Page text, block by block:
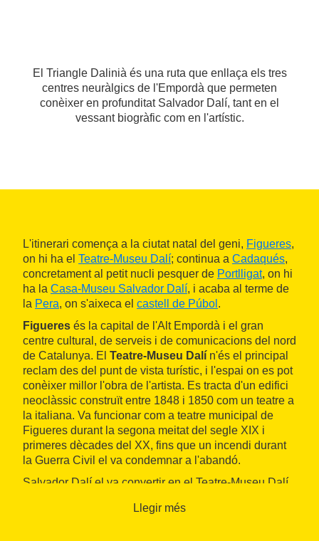
El Triangle Dalinià és una ruta que enllaça els tres
centres neuràlgics de l'Empordà que permeten
conèixer en profunditat Salvador Dalí, tant en el
vessant biogràfic com en l'artístic.
L'itinerari comença a la ciutat natal del geni, Figueres,
on hi ha el Teatre-Museu Dalí; continua a Cadaqués,
concretament al petit nucli pesquer de Portlligat, on hi
ha la Casa-Museu Salvador Dalí, i acaba al terme de
la Pera, on s'aixeca el castell de Púbol .
Figueres és la capital de l'Alt Empordà i el gran
centre cultural, de serveis i de comunicacions del nord
de Catalunya. El Teatre-Museu Dalí n'és el principal
reclam des del punt de vista turístic, i l'espai on es pot
conèixer millor l'obra de l'artista. Es tracta d'un edifici
neoclàssic construït entre 1848 i 1850 com un teatre a
la italiana. Va funcionar com a teatre municipal de
Figueres durant la segona meitat del segle XIX i
primeres dècades del XX, fins que un incendi durant
la Guerra Civil el va condemnar a l'abandó.
Salvador Dalí el va convertir en el Teatre-Museu Dalí
: impressionisme, futurisme, cubisme i
Llegir més